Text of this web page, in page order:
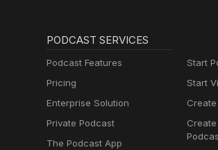
PODCAST SERVICES
Podcast Features
Pricing
Enterprise Solution
Private Podcast
The Podcast App
Start
Start